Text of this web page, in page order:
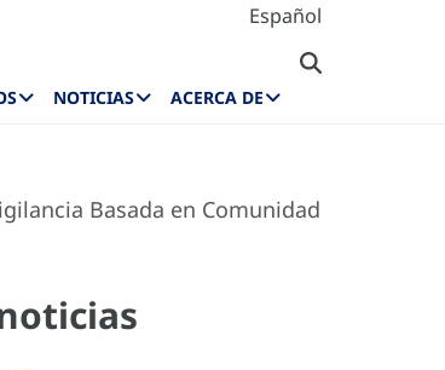
Español
NOTICIAS ACERCA DE
Basada en Comunidad